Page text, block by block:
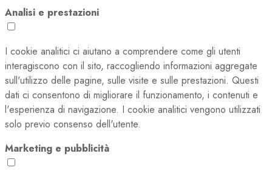
Analisi e prestazioni
I cookie analitici ci aiutano a comprendere come gli utenti
interagiscono con il sito, raccogliendo informazioni aggregate
sull'utilizzo delle pagine, sulle visite e sulle prestazioni. Questi
dati ci consentono di migliorare il funzionamento, i contenuti e
l'esperienza di navigazione. I cookie analitici vengono utilizzati
solo previo consenso dell'utente.
Marketing e pubblicità